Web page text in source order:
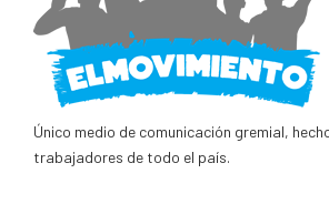
Único medio de comunicación gremial,
trabajadores de todo el país.